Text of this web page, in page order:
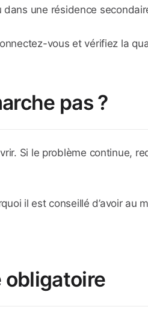
une résidence
vous et vérifiez la
pas ?
Si le problème continue,
il est conseillé d’avoir
obligatoire